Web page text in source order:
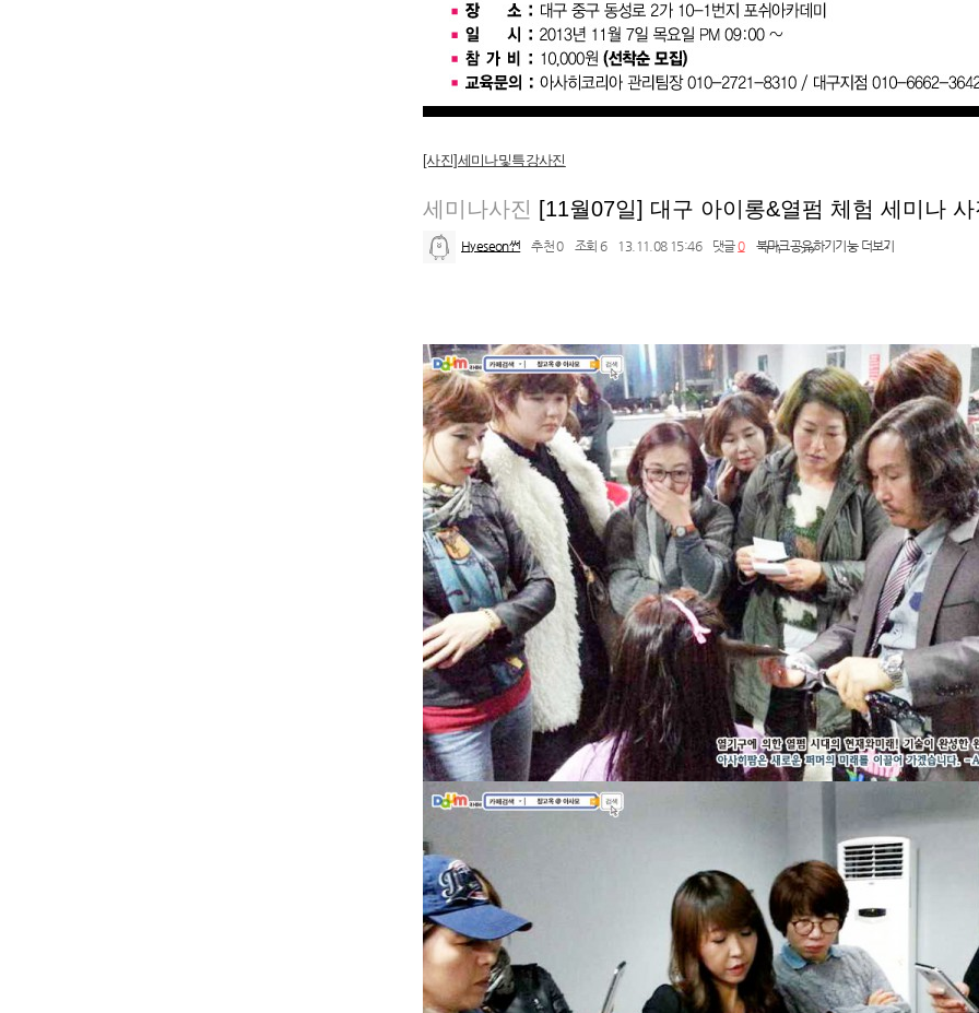
[사진]세미나및특강사진
세미나사진 [11월07일] 대구 아이롱&열펌 체험 세미나 사
Hyeseon썬 추천 0 조회 6 13.11.08 15:46 댓글0 북마크공유하기 기능 더보기